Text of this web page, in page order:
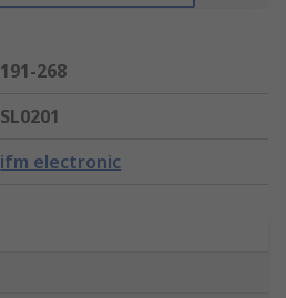
191-268
SL0201
ifm electronic